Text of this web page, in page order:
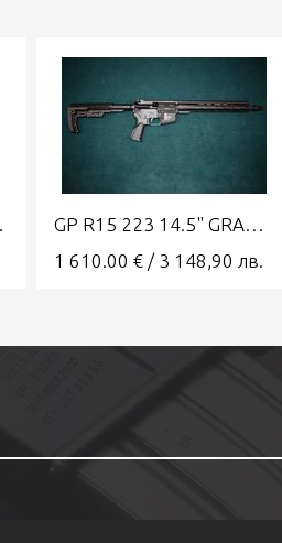
GP R15 223 14.5" GRAND POWER
1 610.00 € / 3 148,90 лв.